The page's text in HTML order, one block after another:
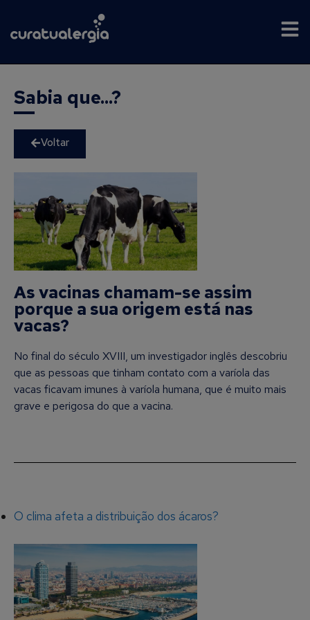
Sabia que...?
Voltar
As vacinas chamam-se assim
porque a sua origem está nas
vacas?
No final do século XVIII, um investigador inglês descobriu
que as pessoas que tinham contato com a varíola das
vacas ficavam imunes à varíola humana, que é muito mais
grave e perigosa do que a vacina.
O clima afeta a distribuição dos ácaros?